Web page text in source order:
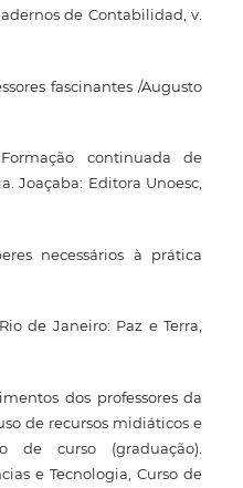
de Contabilidad, v.
fascinantes /Augusto
continuada de
Joaçaba: Editora Unoesc,
necessários à prática
de Janeiro: Paz e Terra,
dos professores da
de recursos midiáticos e
de curso (graduação).
e Tecnologia, Curso de